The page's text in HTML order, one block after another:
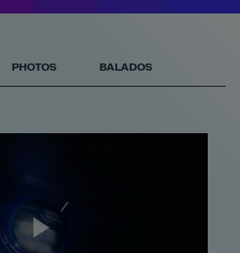
PHOTOS BALADOS